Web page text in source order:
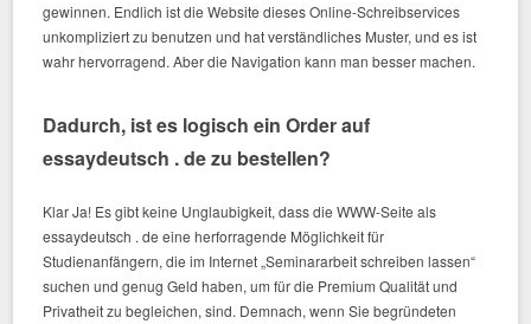
gewinnen. Endlich ist die Website dieses Online-Schreibservices
unkompliziert zu benutzen und hat verständliches Muster, und es ist
wahr hervorragend. Aber die Navigation kann man besser machen.
Dadurch, ist es logisch ein Order auf
essaydeutsch . de zu bestellen?
Klar Ja! Es gibt keine Unglaubigkeit, dass die WWW-Seite als
essaydeutsch . de eine herforragende Möglichkeit für
Studienanfängern, die im Internet „Seminararbeit schreiben lassen“
suchen und genug Geld haben, um für die Premium Qualität und
Privatheit zu begleichen, sind. Demnach, wenn Sie begründeten